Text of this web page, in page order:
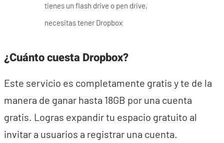
tienes un flash drive o pen drive,
necesitas tener Dropbox
¿Cuánto cuesta Dropbox?
Este servicio es completamente gratis y te de la
manera de ganar hasta 18GB por una cuenta
gratis. Logras expandir tu espacio gratuito al
invitar a usuarios a registrar una cuenta.